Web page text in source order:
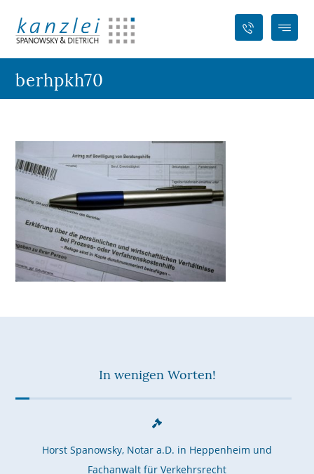
berhpkh70
In wenigen Worten!
Horst Spanowsky, Notar a.D. in Heppenheim und
Fachanwalt für Verkehrsrecht